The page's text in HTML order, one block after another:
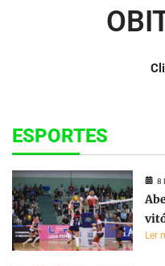
ESPORTES
8
Ler